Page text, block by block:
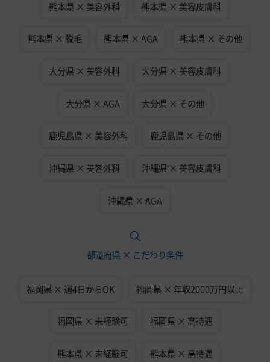
熊本県 × 美容外科 熊本県 × 美容皮膚科
熊本県 × 脱毛 熊本県 × AGA 熊本県 × その他
大分県 × 美容外科 大分県 × 美容皮膚科
大分県 × AGA 大分県 × その他
鹿児島県 × 美容外科 鹿児島県 × その他
沖縄県 × 美容外科 沖縄県 × 美容皮膚科
沖縄県 × AGA
都道府県 × こだわり条件
福岡県 × 週4日からOK 福岡県 × 年収2000万円以上
福岡県 × 未経験可 福岡県 × 高待遇
熊本県 × 未経験可 熊本県 × 高待遇